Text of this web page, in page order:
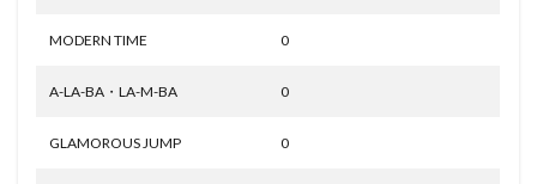
MODERN TIME 0
A-LA-BA・LA-M-BA 0
GLAMOROUS JUMP 0